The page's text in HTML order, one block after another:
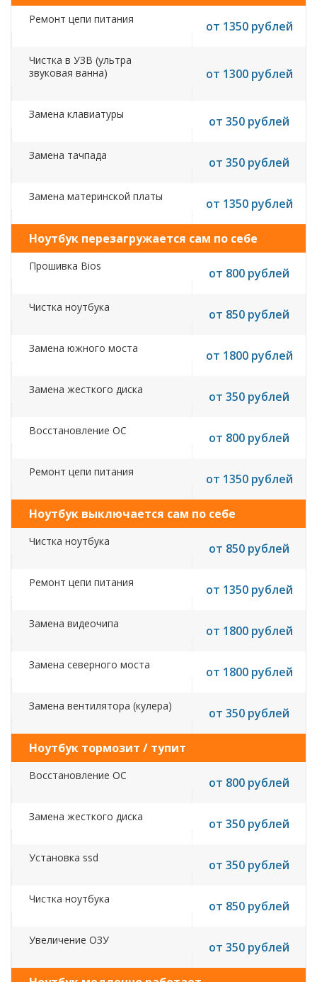
Ремонт цепи питания от 1350 рублей
Чистка в УЗВ (ультра
звуковая ванна)
от 1300 рублей
Замена клавиатуры от 350 рублей
Замена тачпада от 350 рублей
Замена материнской платы от 1350 рублей
Ноутбук перезагружается сам по себе
Прошивка Bios от 800 рублей
Чистка ноутбука от 850 рублей
Замена южного моста от 1800 рублей
Замена жесткого диска от 350 рублей
Восстановление ОС от 800 рублей
Ремонт цепи питания от 1350 рублей
Ноутбук выключается сам по себе
Чистка ноутбука от 850 рублей
Ремонт цепи питания от 1350 рублей
Замена видеочипа от 1800 рублей
Замена северного моста от 1800 рублей
Замена вентилятора (кулера) от 350 рублей
Ноутбук тормозит / тупит
Восстановление ОС от 800 рублей
Замена жесткого диска от 350 рублей
Установка ssd от 350 рублей
Чистка ноутбука от 850 рублей
Увеличение ОЗУ от 350 рублей